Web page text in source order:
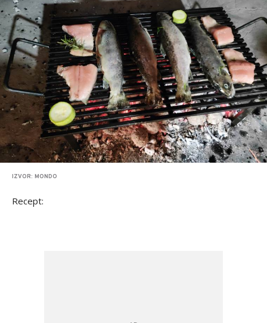
IZVOR: MONDO
Recept: